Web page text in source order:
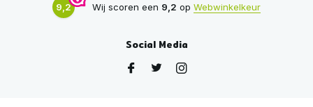
9,2 Wij scoren een 9,2 op Webwinkelkeur
Social Media